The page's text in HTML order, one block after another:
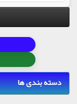
دسته بندی ها